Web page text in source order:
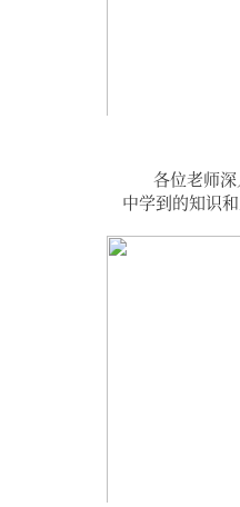
各位老师
中学到的知识